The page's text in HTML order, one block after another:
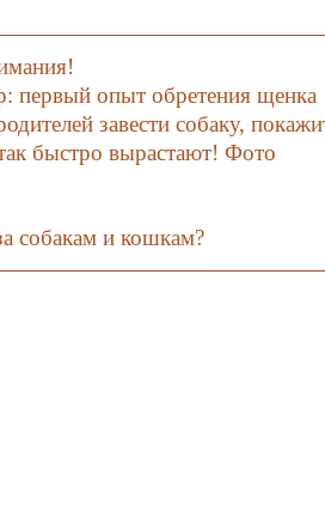
первый опыт обретения щенка
завести собаку,
быстро вырастают! Фото
собакам и кошкам?